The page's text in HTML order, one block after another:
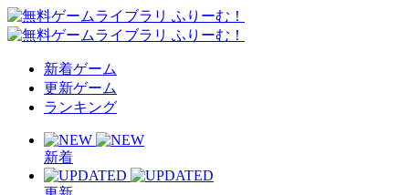
新着ゲーム
更新ゲーム
ランキング
新着